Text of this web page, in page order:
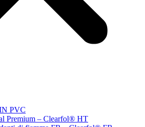
PVC
Premium – Clearfol® HT